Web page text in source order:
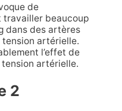
de
travailler beaucoup
dans des artères
tension artérielle.
l’effet de
tension artérielle.
2